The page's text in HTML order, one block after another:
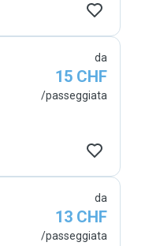
da
15 CHF
/passeggiata
da
13 CHF
/passeggiata